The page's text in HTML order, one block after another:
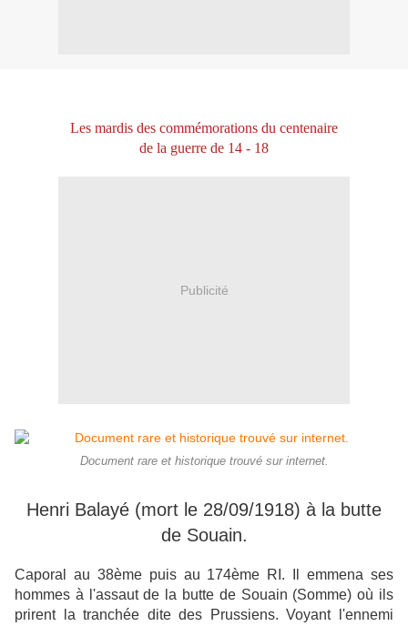
Les mardis des commémorations du centenaire
de la guerre de 14 - 18
Publicité
Document rare et historique trouvé sur internet.
Henri Balayé (mort le 28/09/1918) à la butte
de Souain.
Caporal au 38ème puis au 174ème RI. Il emmena ses
hommes à l'assaut de la butte de Souain (Somme) où ils
prirent la tranchée dite des Prussiens. Voyant l'ennemi